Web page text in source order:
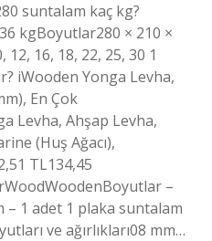
suntalam kaç kg?
kgBoyutlar280 × 210 ×
12, 16, 18, 22, 25, 30 1
iWooden Yonga Levha,
En Çok
Levha, Ahşap Levha,
(Huş Ağacı),
TL134,45
–
– 1 adet 1 plaka suntalam
ve ağırlıkları08 mm…